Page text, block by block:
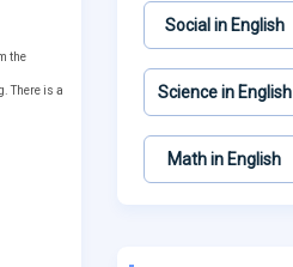
the
There is a
Social in English
Science in English
Math in English